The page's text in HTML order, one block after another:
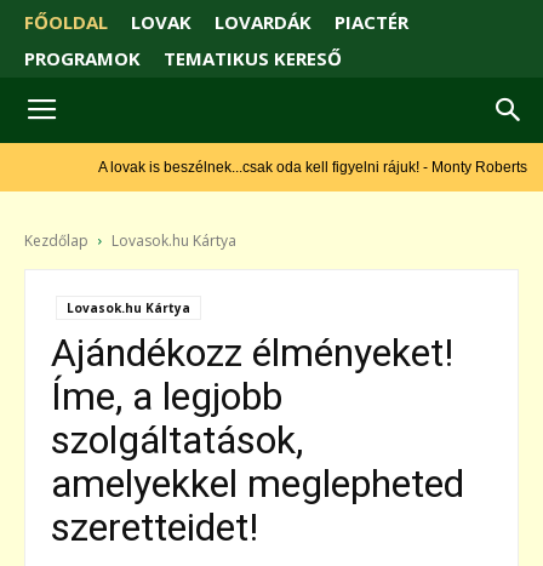
FŐOLDAL LOVAK LOVARDÁK
PIACTÉR
PROGRAMOK
TEMATIKUS KERESŐ
A lovak is beszélnek...csak oda kell figyelni rájuk! - Monty Roberts
Kezdőlap Lovasok.hu Kártya
Lovasok.hu Kártya
Ajándékozz élményeket!
Íme, a legjobb
szolgáltatások,
amelyekkel meglepheted
szeretteidet!